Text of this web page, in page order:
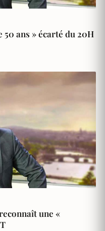
50 ans » écarté du 20H
une «